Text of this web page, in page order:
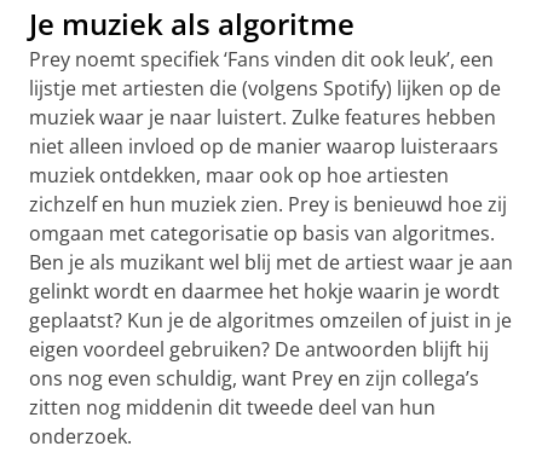
Je muziek als algoritme
Prey noemt specifiek ‘Fans vinden dit ook leuk’, een
lijstje met artiesten die (volgens Spotify) lijken op de
muziek waar je naar luistert. Zulke features hebben
niet alleen invloed op de manier waarop luisteraars
muziek ontdekken, maar ook op hoe artiesten
zichzelf en hun muziek zien. Prey is benieuwd hoe zij
omgaan met categorisatie op basis van algoritmes.
Ben je als muzikant wel blij met de artiest waar je aan
gelinkt wordt en daarmee het hokje waarin je wordt
geplaatst? Kun je de algoritmes omzeilen of juist in je
eigen voordeel gebruiken? De antwoorden blijft hij
ons nog even schuldig, want Prey en zijn collega’s
zitten nog middenin dit tweede deel van hun
onderzoek.